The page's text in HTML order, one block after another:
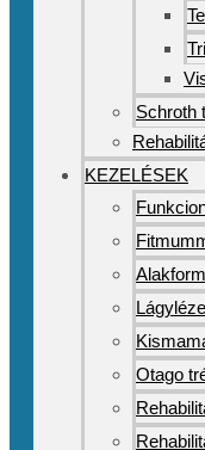
Schroth
KEZELÉSEK
Otago